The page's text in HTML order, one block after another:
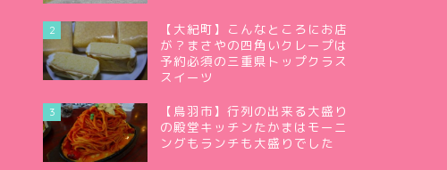
2
【大紀町】こんなところにお店
が？まさやの四角いクレープは
予約必須の三重県トップクラス
スイーツ
3
【鳥羽市】行列の出来る大盛り
の殿堂キッチンたかまはモーニ
ングもランチも大盛りでした